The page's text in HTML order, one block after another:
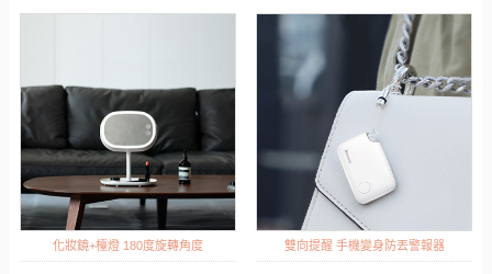
化妝鏡+檯燈 180度旋轉角度 雙向提醒 手機變身防丟警報器